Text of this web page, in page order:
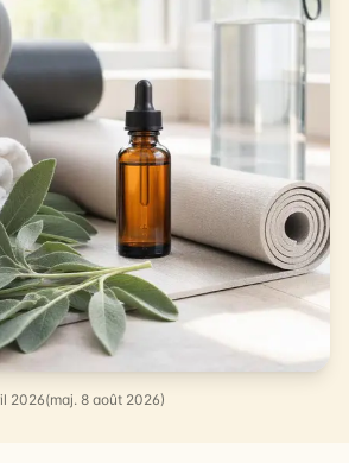
2026(maj. 8 août 2026)